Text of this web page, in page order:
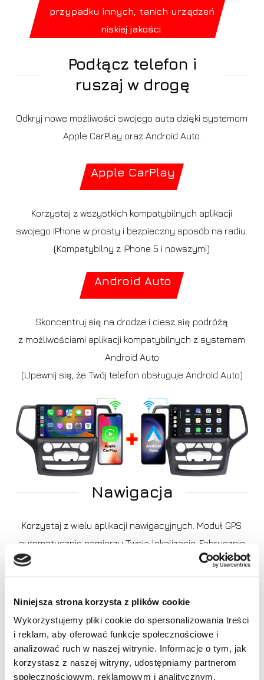
Niniejsza strona korzysta z plików cookie
Wykorzystujemy pliki cookie do spersonalizowania treści
i reklam, aby oferować funkcje społecznościowe i
analizować ruch w naszej witrynie. Informacje o tym, jak
korzystasz z naszej witryny, udostępniamy partnerom
społecznościowym, reklamowym i analitycznym.
Brak produktów w koszyku.
Idź do sklepu
przypadku innych, tanich urządzeń
niskiej jakości.
Podłącz telefon i
ruszaj w drogę
Odkryj nowe możliwości swojego auta dzięki systemom
Apple CarPlay oraz Android Auto.
Apple CarPlay
Korzystaj z wszystkich kompatybilnych aplikacji
swojego iPhone w prosty i bezpieczny sposób na radiu.
(Kompatybilny z iPhone 5 i nowszymi)
Android Auto
Skoncentruj się na drodze i ciesz się podróżą
z możliwościami aplikacji kompatybilnych z systemem
Android Auto
(Upewnij się, że Twój telefon obsługuje Android Auto)
Nawigacja
Korzystaj z wielu aplikacji nawigacyjnych. Moduł GPS
automatycznie namierzy Twoją lokalizacje. Fabrycznie
zainstalowana aplikacja Google Maps.